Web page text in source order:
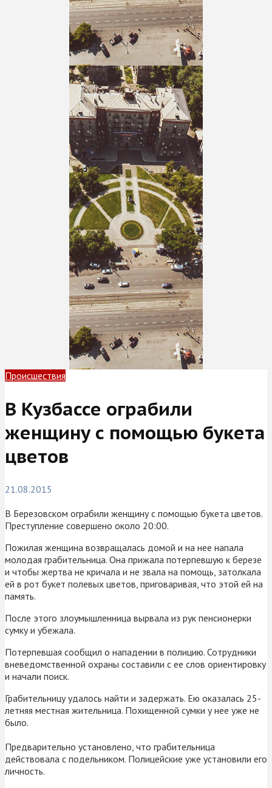
Происшествия
В Кузбассе ограбили
женщину с помощью букета
цветов
21.08.2015
В Березовском ограбили женщину с помощью букета цветов.
Преступление совершено около 20:00.
Пожилая женщина возвращалась домой и на нее напала
молодая грабительница. Она прижала потерпевшую к березе
и чтобы жертва не кричала и не звала на помощь, затолкала
ей в рот букет полевых цветов, приговаривая, что этой ей на
память.
После этого злоумышленница вырвала из рук пенсионерки
сумку и убежала.
Потерпевшая сообщил о нападении в полицию. Сотрудники
вневедомственной охраны составили с ее слов ориентировку
и начали поиск.
Грабительницу удалось найти и задержать. Ею оказалась 25-
летняя местная жительница. Похищенной сумки у нее уже не
было.
Предварительно установлено, что грабительница
действовала с подельником. Полицейские уже установили его
личность.